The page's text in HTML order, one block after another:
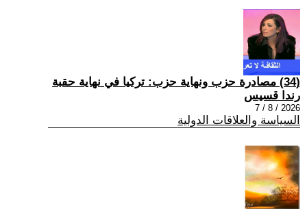
(34) مصادرة حزب ونهاية حزب: تركيا في نهاية حقبة
رندا قسيس
2026 / 8 / 7
السياسة والعلاقات الدولية